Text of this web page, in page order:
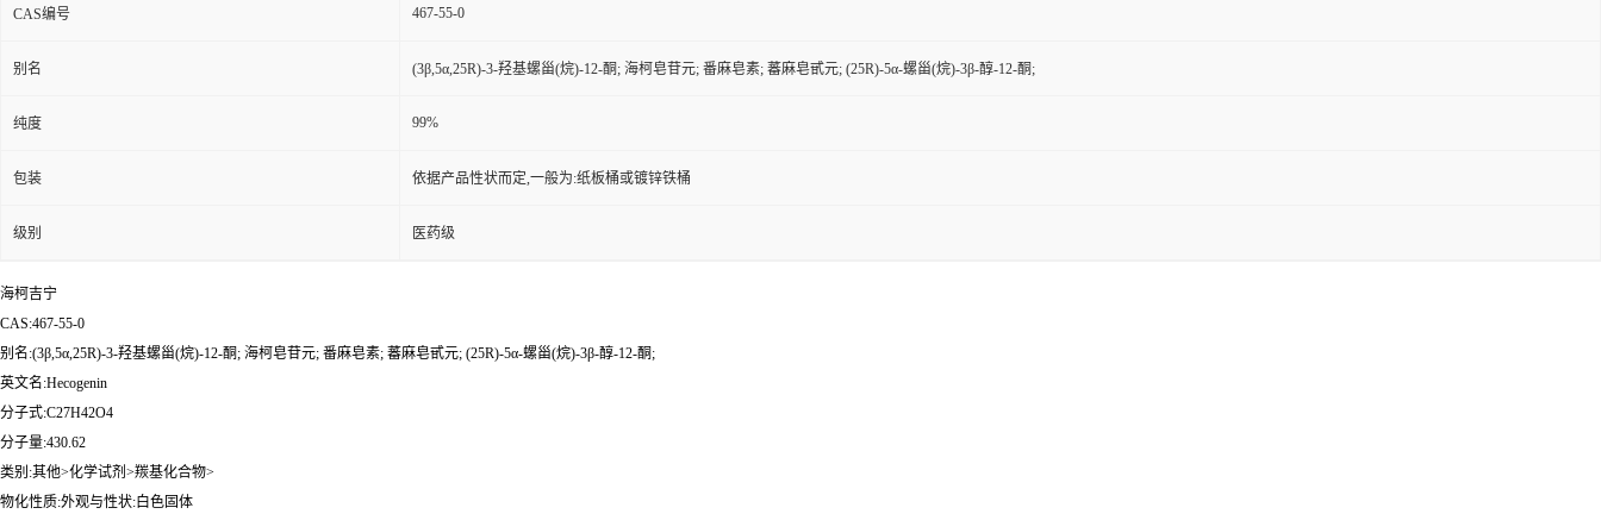
CAS编号 467-55-0
别名 (3β,5α,25R)-3-羟基螺甾(烷)-12-酮; 海柯皂苷元; 番麻皂素; 蕃麻皂甙元; (25R)-5α-螺甾(烷)-3β-醇-12-酮;
纯度 99%
包装 依据产品性状而定,一般为:纸板桶或镀锌铁桶
级别 医药级
海柯吉宁
CAS:467-55-0
别名:(3β,5α,25R)-3-羟基螺甾(烷)-12-酮; 海柯皂苷元; 番麻皂素; 蕃麻皂甙元; (25R)-5α-螺甾(烷)-3β-醇-12-酮;
英文名:Hecogenin
分子式:C27H42O4
分子量:430.62
类别:其他>化学试剂>羰基化合物>
物化性质:外观与性状:白色固体